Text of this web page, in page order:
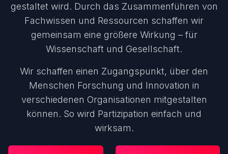
gestaltet wird. Durch das Zusammenführen von
Fachwissen und Ressourcen schaffen wir
gemeinsam eine größere Wirkung – für
Wissenschaft und Gesellschaft.
Wir schaffen einen Zugangspunkt, über den
Menschen Forschung und Innovation in
verschiedenen Organisationen mitgestalten
können. So wird Partizipation einfach und
wirksam.